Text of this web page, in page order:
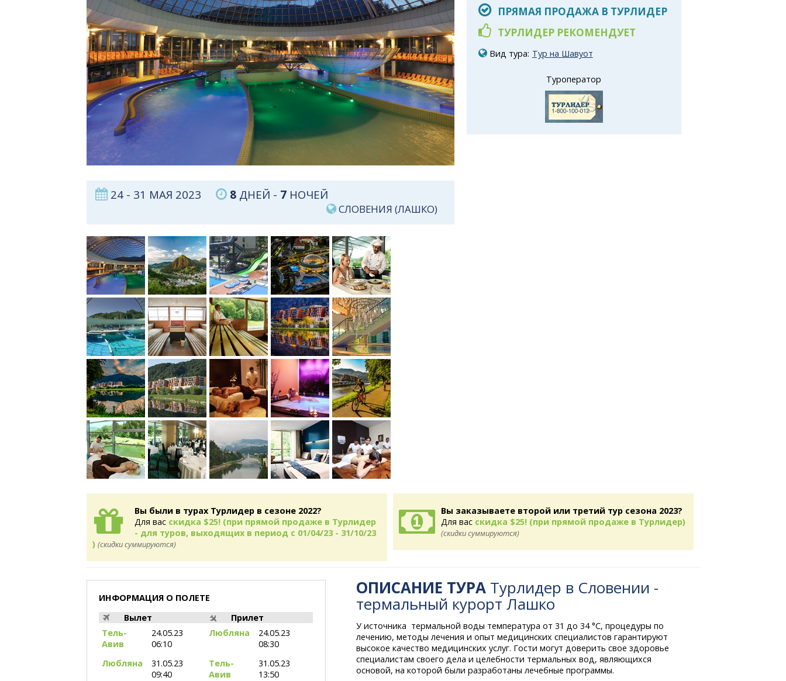
24 - 31 МАЯ 2023 8ДНЕЙ - 7НОЧЕЙ
СЛОВЕНИЯ (ЛАШКО)
ПРЯМАЯ ПРОДАЖА В ТУРЛИДЕР
ТУРЛИДЕР РЕКОМЕНДУЕТ
Вид тура: Тур на Шавуот
Туроператор
Вы были в турах Турлидер в сезоне 2022?
Для вас скидка $25! (при прямой продаже в Турлидер
- для туров, выходящих в период с 01/04/23 - 31/10/23
) (скидки суммируются)
Вы заказываете второй или третий тур сезона 2023?
Для вас скидка $25! (при прямой продаже в Турлидер)
(скидки суммируются)
ОПИСАНИЕ ТУРА Турлидер в Словении -
термальный курорт Лашко
У источника термальной воды температура от 31 до 34 °С, процедуры по
лечению, методы лечения и опыт медицинских специалистов гарантируют
высокое качество медицинских услуг. Гости могут доверить свое здоровье
специалистам своего дела и целебности термальных вод, являющихся
основой, на которой были разработаны лечебные программы.
ИНФОРМАЦИЯ О ПОЛЕТЕ
Вылет
Тель-
Авив
24.05.23
06:10
Любляна
31.05.23
09:40
Прилет
Любляна
24.05.23
08:30
Тель-
Авив
31.05.23
13:50